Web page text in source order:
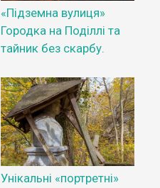
«Підземна вулиця»
Городка на Поділлі та
тайник без скарбу.
Унікальні «портретні»